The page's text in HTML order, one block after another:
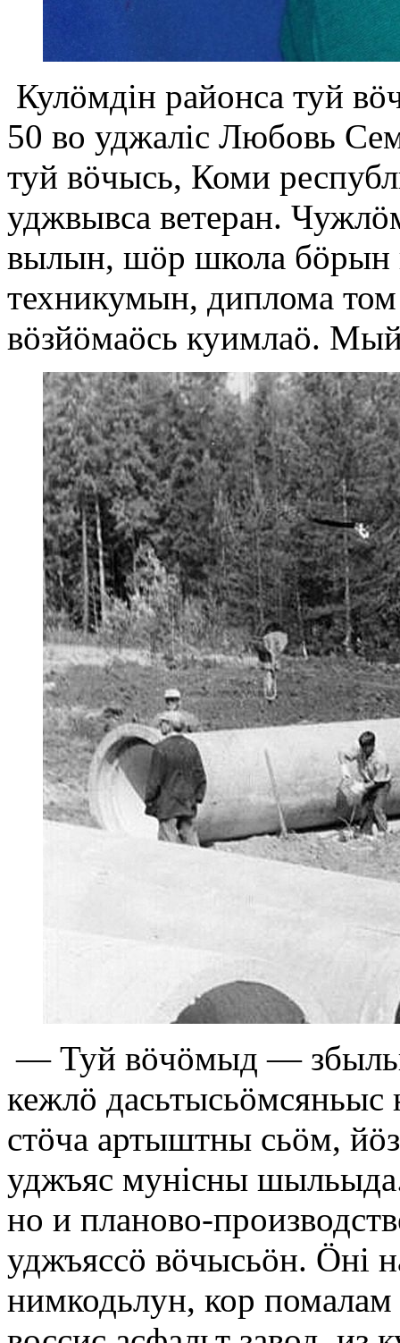
Кулöмдiн районса туй
50 во уджалiс Любовь
туй вöчысь, Коми
уджвывса ветеран.
вылын, шöр школа бöрын
техникумын, диплома
вöзйöмаöсь куимлаö.
— Туй вöчöмыд —
кежлö дасьтысьöмсяньыс
стöча артыштны сьöм,
уджъяс мунiсны
но и планово-
уджъяссö вöчысьöн. Öнi
нимкодьлун, кор